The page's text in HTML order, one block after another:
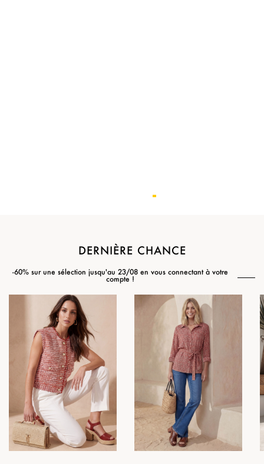
DERNIÈRE CHANCE
-60% sur une sélection jusqu'au 23/08 en vous connectant à votre
compte !